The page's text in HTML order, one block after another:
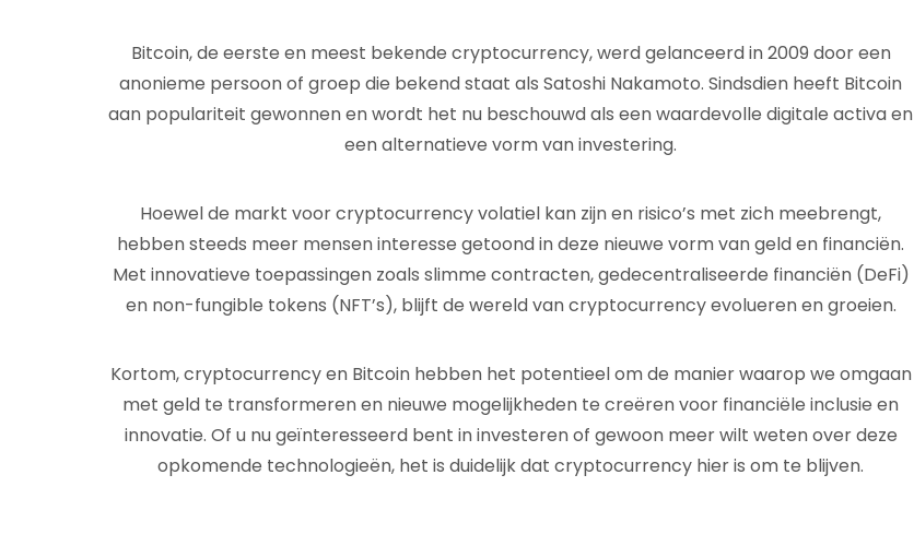
Bitcoin, de eerste en meest bekende cryptocurrency, werd gelanceerd in 2009 door een
anonieme persoon of groep die bekend staat als Satoshi Nakamoto. Sindsdien heeft Bitcoin
aan populariteit gewonnen en wordt het nu beschouwd als een waardevolle digitale activa en
een alternatieve vorm van investering.
Hoewel de markt voor cryptocurrency volatiel kan zijn en risico’s met zich meebrengt,
hebben steeds meer mensen interesse getoond in deze nieuwe vorm van geld en financiën.
Met innovatieve toepassingen zoals slimme contracten, gedecentraliseerde financiën (DeFi)
en non-fungible tokens (NFT’s), blijft de wereld van cryptocurrency evolueren en groeien.
Kortom, cryptocurrency en Bitcoin hebben het potentieel om de manier waarop we omgaan
met geld te transformeren en nieuwe mogelijkheden te creëren voor financiële inclusie en
innovatie. Of u nu geïnteresseerd bent in investeren of gewoon meer wilt weten over deze
opkomende technologieën, het is duidelijk dat cryptocurrency hier is om te blijven.